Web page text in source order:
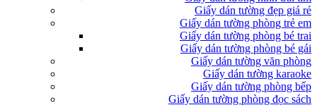
Giấy dán tường đẹp giá rẻ
Giấy dán tường phòng trẻ em
Giấy dán tường phòng bé trai
Giấy dán tường phòng bé gái
Giấy dán tường văn phòng
Giấy dán tường karaoke
Giấy dán tường phòng bếp
Giấy dán tường phòng đọc sách